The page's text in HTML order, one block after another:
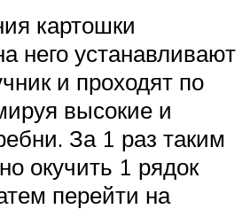
картошки
него устанавливают
и проходят по
высокие и
За 1 раз таким
окучить 1 рядок
перейти на